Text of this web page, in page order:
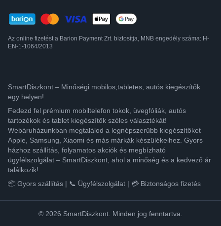
Az online fizetést a Barion Payment Zrt. biztosítja, MNB engedély száma: H-
EN-1-1064/2013
SmartDiszkont – Minőségi mobilos,tabletes, autós kiegészítők
egy helyen!
Fedezd fel prémium mobiltelefon tokok, üvegfóliák, autós
tartozékok és tablet kiegészítők széles választékát!
Webáruházunkban megtalálod a legnépszerűbb kiegészítőket
Apple, Samsung, Xiaomi és más márkák készülékeihez. Gyors
házhoz szállítás, folyamatos akciók és megbízható
ügyfélszolgálat – SmartDiszkont, ahol a minőség és a kedvező ár
találkozik!
📦 Gyors szállítás | 📞 Ügyfélszolgálat | 💳 Biztonságos fizetés
© 2026 SmartDiszkont. Minden jog fenntartva.